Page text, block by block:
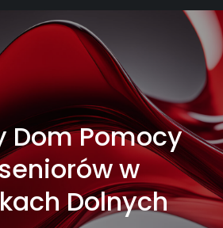
Dom Pomocy
w
Dolnych